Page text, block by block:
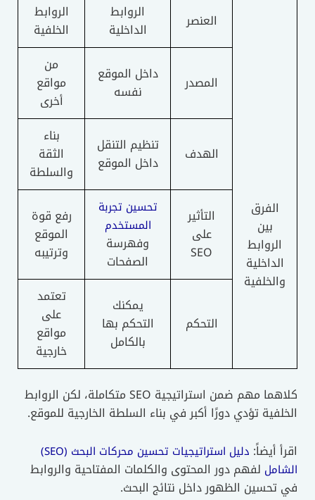
الفرق
بين
الروابط
الداخلية
والخلفية
العنصر
الروابط
الداخلية
الروابط
الخلفية
المصدر
داخل الموقع
نفسه
من
مواقع
أخرى
الهدف
تنظيم التنقل
داخل الموقع
بناء
الثقة
والسلطة
التأثير
على
SEO
تحسين تجربة
المستخدم
وفهرسة
الصفحات
رفع قوة
الموقع
وترتيبه
التحكم
يمكنك
التحكم بها
بالكامل
تعتمد
على
مواقع
خارجية
كلاهما مهم ضمن استراتيجية SEO متكاملة، لكن الروابط
الخلفية تؤدي دورًا أكبر في بناء السلطة الخارجية للموقع.
اقرأ أيضاً:
دليل استراتيجيات تحسين محركات البحث (SEO)
الشامل لفهم دور المحتوى والكلمات المفتاحية والروابط
في تحسين الظهور داخل نتائج البحث.